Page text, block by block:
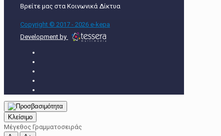
Βρείτε μας στα Κοινωνικά Δίκτυα
Copyright © 2017 - 2026 e-kepa
Development by
Κλείσιμο
Μέγεθος Γραμματοσειράς